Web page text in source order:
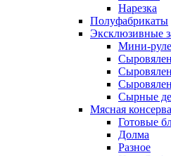
Нарезка
Полуфабрикаты
Эксклюзивные
Мини-
Сырные
Мясная
Готовые
Долма
Разное